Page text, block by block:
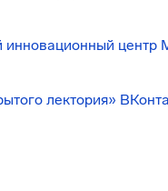
центр
лектория»